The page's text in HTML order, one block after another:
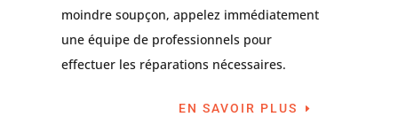
moindre soupçon, appelez immédiatement
une équipe de professionnels pour
effectuer les réparations nécessaires.
EN SAVOIR PLUS